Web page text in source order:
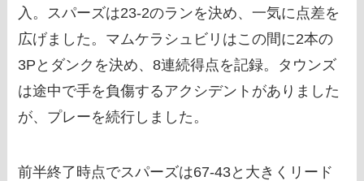
入。スパーズは23-2のランを決め、一気に点差を
広げました。マムケラシュビリはこの間に2本の
3Pとダンクを決め、8連続得点を記録。タウンズ
は途中で手を負傷するアクシデントがありました
が、プレーを続行しました。
前半終了時点でスパーズは67-43と大きくリード